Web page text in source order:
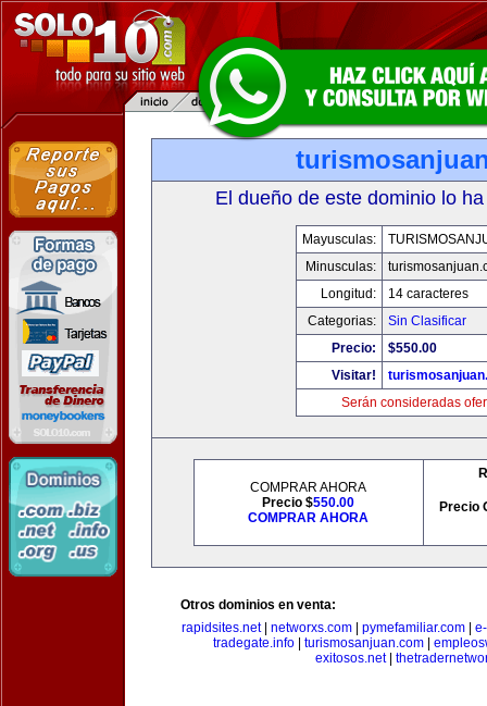
El dueño de este dominio lo
Mayusculas:
Minusculas:
Longitud:
14 caracteres
Categorias:
Sin Clasificar
Precio:
$550.00
Visitar!
Serán consideradas
COMPRAR AHORA
Precio $550.00
COMPRAR AHORA
Precio
Otros dominios en venta:
rapidsites.net| networxs.com| pymefamiliar.com|
tradegate.info| turismosanjuan.com|
exitosos.net|